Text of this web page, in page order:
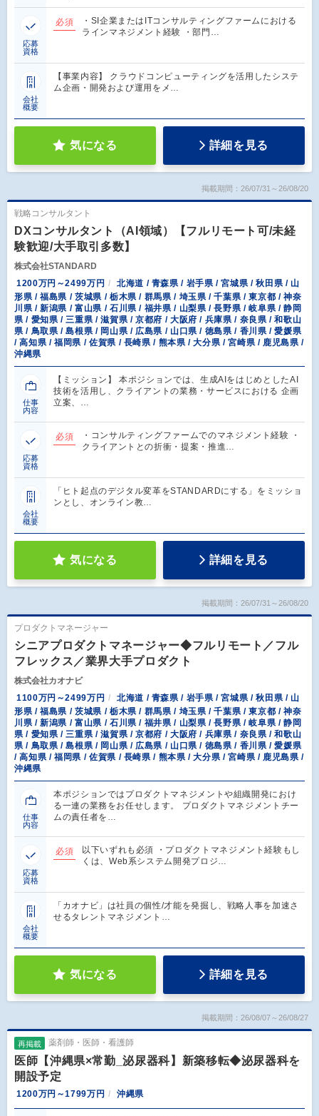
応募
資格
必須
・SI企業またはITコンサルティングファームにおける
ラインマネジメント経験 ・部門…
会社
概要
【事業内容】 クラウドコンピューティングを活用したシステ
ム企画・開発および運用をメ…
気になる 詳細を見る
掲載期間：26/07/31～26/08/20
戦略コンサルタント
DXコンサルタント（AI領域）【フルリモート可/未経
験歓迎/大手取引多数】
株式会社STANDARD
1200万円～2499万円
北海道 / 青森県 / 岩手県 / 宮城県 / 秋田県 / 山
形県 / 福島県 / 茨城県 / 栃木県 / 群馬県 / 埼玉県 / 千葉県 / 東京都 / 神奈
川県 / 新潟県 / 富山県 / 石川県 / 福井県 / 山梨県 / 長野県 / 岐阜県 / 静岡
県 / 愛知県 / 三重県 / 滋賀県 / 京都府 / 大阪府 / 兵庫県 / 奈良県 / 和歌山
県 / 鳥取県 / 島根県 / 岡山県 / 広島県 / 山口県 / 徳島県 / 香川県 / 愛媛県
/ 高知県 / 福岡県 / 佐賀県 / 長崎県 / 熊本県 / 大分県 / 宮崎県 / 鹿児島県 /
沖縄県
仕事
内容
【ミッション】 本ポジションでは、生成AIをはじめとしたAI
技術を活用し、クライアントの業務・サービスにおける 企画
立案、…
応募
資格
必須
・コンサルティングファームでのマネジメント経験 ・
クライアントとの折衝・提案・推進…
会社
概要
「ヒト起点のデジタル変革をSTANDARDにする」をミッショ
ンとし、オンライン教…
気になる 詳細を見る
掲載期間：26/07/31～26/08/20
プロダクトマネージャー
シニアプロダクトマネージャー◆フルリモート／フル
フレックス／業界大手プロダクト
株式会社カオナビ
1100万円～2499万円
北海道 / 青森県 / 岩手県 / 宮城県 / 秋田県 / 山
形県 / 福島県 / 茨城県 / 栃木県 / 群馬県 / 埼玉県 / 千葉県 / 東京都 / 神奈
川県 / 新潟県 / 富山県 / 石川県 / 福井県 / 山梨県 / 長野県 / 岐阜県 / 静岡
県 / 愛知県 / 三重県 / 滋賀県 / 京都府 / 大阪府 / 兵庫県 / 奈良県 / 和歌山
県 / 鳥取県 / 島根県 / 岡山県 / 広島県 / 山口県 / 徳島県 / 香川県 / 愛媛県
/ 高知県 / 福岡県 / 佐賀県 / 長崎県 / 熊本県 / 大分県 / 宮崎県 / 鹿児島県 /
沖縄県
仕事
内容
本ポジションではプロダクトマネジメントや組織開発におけ
る一連の業務をお任せします。 プロダクトマネジメントチー
ムの責任者を…
応募
資格
必須
以下いずれも必須 ・プロダクトマネジメント経験もし
くは、Web系システム開発プロジ…
会社
概要
「カオナビ」は社員の個性/才能を発掘し、戦略人事を加速さ
せるタレントマネジメント…
気になる 詳細を見る
掲載期間：26/08/07～26/08/27
再掲載 薬剤師・医師・看護師
医師【沖縄県×常勤_泌尿器科】新築移転◆泌尿器科を
開設予定
1200万円～1799万円 沖縄県